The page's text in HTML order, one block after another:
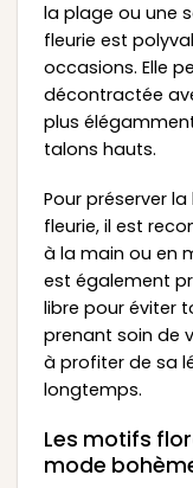
la plage ou une
fleurie est
occasions. Elle
décontractée
plus
talons hauts.
Pour préserver
fleurie, il est
à la main ou en
est également
libre pour éviter
prenant soin de
à profiter de sa
longtemps.
Les motifs
mode